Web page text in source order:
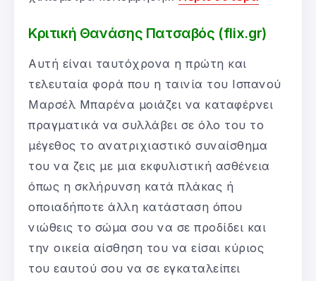
Κριτική Θανάσης Πατσαβός (flix.gr)
Αυτή είναι ταυτόχρονα η πρώτη και
τελευταία φορά που η ταινία του Ισπανού
Μαρσέλ Μπαρένα μοιάζει να καταφέρνει
πραγματικά να συλλάβει σε όλο του το
μέγεθος το ανατριχιαστικό συναίσθημα
του να ζεις με μια εκφυλιστική ασθένεια
όπως η σκλήρυνση κατά πλάκας ή
οποιαδήποτε άλλη κατάσταση όπου
νιώθεις το σώμα σου να σε προδίδει και
την οικεία αίσθηση του να είσαι κύριος
του εαυτού σου να σε εγκαταλείπει